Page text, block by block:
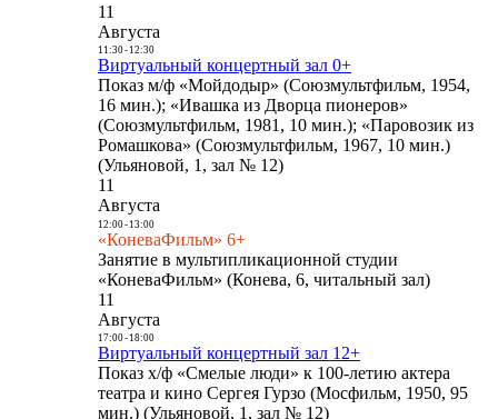
11
Августа
11:30- 12:30
Виртуальный концертный зал 0+
Показ м/ф «Мойдодыр» (Союзмультфильм, 1954,
16 мин.); «Ивашка из Дворца пионеров»
(Союзмультфильм, 1981, 10 мин.); «Паровозик из
Ромашкова» (Союзмультфильм, 1967, 10 мин.)
(Ульяновой, 1, зал № 12)
11
Августа
12:00- 13:00
«КоневаФильм» 6+
Занятие в мультипликационной студии
«КоневаФильм» (Конева, 6, читальный зал)
11
Августа
17:00- 18:00
Виртуальный концертный зал 12+
Показ х/ф «Смелые люди» к 100-летию актера
театра и кино Сергея Гурзо (Мосфильм, 1950, 95
мин.) (Ульяновой, 1, зал № 12)